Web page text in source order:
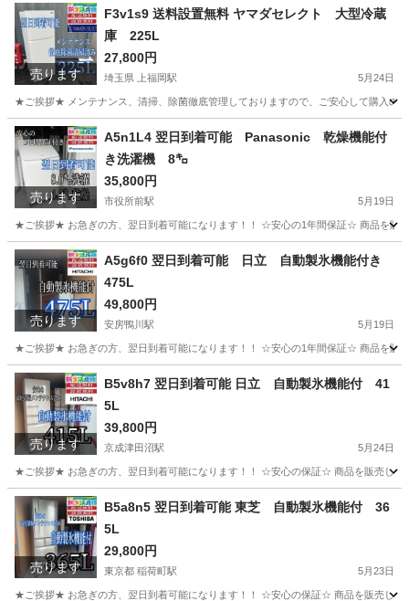
埼玉 富士見市 鶴瀬駅 生活家電
売ります
F3v1s9 送料設置無料 ヤマダセレクト 大型冷蔵
庫 225L
27,800円
埼玉県 上福岡駅 5月24日
★ご挨拶★ メンテナンス、清掃、除菌徹底管理しておりますので、ご安心して購入の
埼玉 ふじみ野市 上福岡駅 生活家電
売ります
A5n1L4 翌日到着可能 Panasonic 乾燥機能付
き洗濯機 8㌔
35,800円
市役所前駅 5月19日
★ご挨拶★ お急ぎの方、翌日到着可能になります！！ ☆安心の1年間保証☆ 商品を販
千葉 千葉市 市役所前駅 生活家電 ショップ
売ります
A5g6f0 翌日到着可能 日立 自動製氷機能付き
475L
49,800円
安房鴨川駅 5月19日
★ご挨拶★ お急ぎの方、翌日到着可能になります！！ ☆安心の1年間保証☆ 商品を販
千葉 鴨川市 安房鴨川駅 生活家電 ショップ
売ります
B5v8h7 翌日到着可能 日立 自動製氷機能付 41
5L
39,800円
京成津田沼駅 5月24日
★ご挨拶★ お急ぎの方、翌日到着可能になります！！ ☆安心の保証☆ 商品を販売して
千葉 習志野市 京成津田沼駅 生活家電 ショップ
売ります
B5a8n5 翌日到着可能 東芝 自動製氷機能付 36
5L
29,800円
東京都 稲荷町駅 5月23日
★ご挨拶★ お急ぎの方、翌日到着可能になります！！ ☆安心の保証☆ 商品を販売して